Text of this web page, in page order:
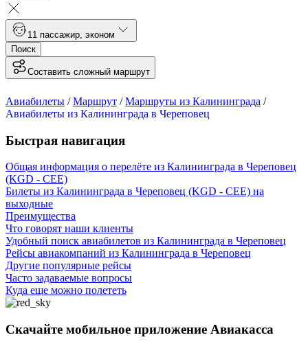
1 1 пассажир эконом
Поиск
Составить сложный маршрут
Авиабилеты /Маршрут /Маршруты из Калининграда /
Авиабилеты из Калининграда в Череповец
Быстрая навигация
Общая информация о перелёте из Калининграда в Череповец
(KGD - CEE)
Билеты из Калининграда в Череповец (KGD - CEE) на
выходные
Преимущества
Что говорят наши клиенты
Удобный поиск авиабилетов из Калининграда в Череповец
Рейсы авиакомпаний из Калининграда в Череповец
Другие популярные рейсы
Часто задаваемые вопросы
Куда еще можно полететь
Скачайте мобильное приложение Авиакасса